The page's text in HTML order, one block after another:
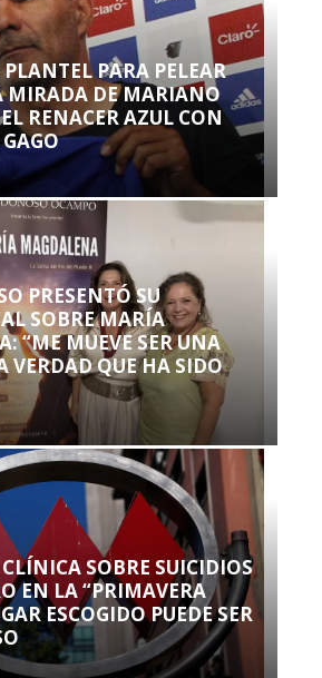
PARA PELEAR
MIRADA DE MARIANO
RENACER AZUL CON
PRESENTÓ SU
SOBRE MARÍA
“ME MUEVE SER UNA
VERDAD QUE HA SIDO
SOBRE SUICIDIOS
EN LA “PRIMAVERA
ESCOGIDO PUEDE SER